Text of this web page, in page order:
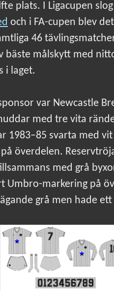
plats. I Ligacupen
och i FA-cupen blev
46
bäste målskytt med
i laget.
var Newcastle
med tre vita
1983–85 svarta med
överdelen.
med grå
Umbro-markering på
grå men hade